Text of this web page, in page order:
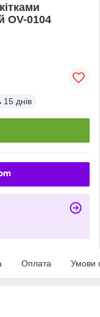
OV-0104
15 днів
Оплата Умови